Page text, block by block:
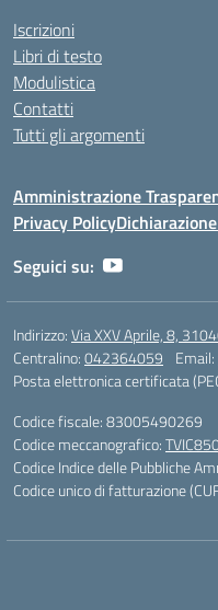
Iscrizioni
Libri di testo
Modulistica
Contatti
Tutti gli argomenti
Amministrazione
Privacy Policy
Seguici su:
Indirizzo:Via XXV Aprile, 8,
Centralino:042364059 Email:
Posta elettronica certificata
Codice fiscale: 83005490269
Codice meccanografico:
Codice Indice delle Pubbliche
Codice unico di fatturazione